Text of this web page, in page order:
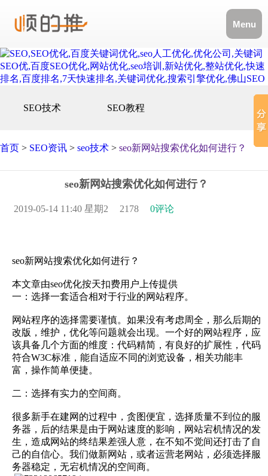
Menu
SEO技术 SEO教程
首页 > SEO资讯 > seo技术 > seo新网站搜索优化如何进行？
seo新网站搜索优化如何进行？
2019-05-14 11:40 星期2 2178 0评论
seo新网站搜索优化如何进行？
本文章由seo优化按天扣费用户上传提供
一：选择一套适合相对于行业的网站程序。
网站程序的选择需要谨慎。如果没有考虑周全，那么后期的
改版，维护，优化等问题就会出现。一个好的网站程序，应
该具备几个方面的维度：代码精简，有良好的扩展性，代码
符合W3C标准，能自适应不同的浏览设备，相关功能丰
富，操作简单便捷。
二：选择有实力的空间商。
很多新手在建网的过程中，贪图便宜，选择质量不到位的服
务器，后的结果是由于网站速度的影响，网站宕机情况的发
生，造成网站的终结果差强人意，在不知不觉间还打击了自
己的自信心。我们做新网站，或者运营老网站，必须选择服
务器稳定，无宕机情况的空间商。